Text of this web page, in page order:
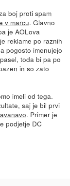
boj proti spam
v marcu. Glavno
je AOLova
reklame po raznih
pogosto imenujejo
toda bi pa po
in so zato
imeli od tega.
saj je bil prvi
. Primer je
podjetje DC